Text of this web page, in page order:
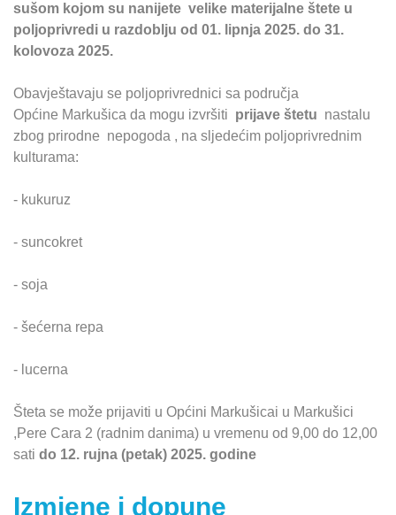
sušom kojom su nanijete velike materijalne štete u
poljoprivredi u razdoblju od 01. lipnja 2025. do 31.
kolovoza 2025.
Obavještavaju se poljoprivrednici sa područja
Općine Markušica da mogu izvršiti prijave štetu nastalu
zbog prirodne nepogoda , na sljedećim poljoprivrednim
kulturama:
- kukuruz
- suncokret
- soja
- šećerna repa
- lucerna
Šteta se može prijaviti u Općini Markušicai u Markušici
,Pere Cara 2 (radnim danima) u vremenu od 9,00 do 12,00
sati do 12. rujna (petak) 2025. godine
Izmjene i dopune